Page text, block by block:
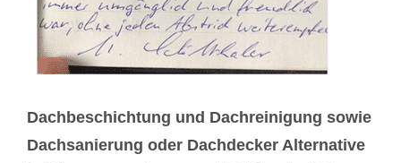
Dachbeschichtung und Dachreinigung sowie
Dachsanierung oder Dachdecker Alternative